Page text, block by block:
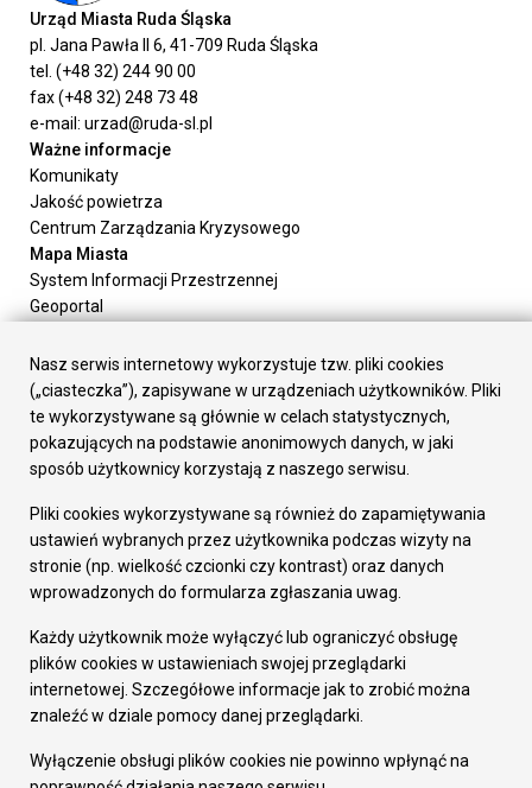
Urząd Miasta Ruda Śląska
pl. Jana Pawła II 6, 41-709 Ruda Śląska
tel. (+48 32) 244 90 00
fax (+48 32) 248 73 48
e-mail: urzad@ruda-sl.pl
Ważne informacje
Komunikaty
Jakość powietrza
Centrum Zarządzania Kryzysowego
Mapa Miasta
System Informacji Przestrzennej
Geoportal
Załatw sprawę
Prezydent Miasta
Rada Miasta
Wydziały
Elektroniczna Skrzynka Podawcza
Gospodarka
Fundusze europejskie
Środki krajowe
Oferty inwestycyjne
Pozostałe
Deklaracja dostępności
Dane osobowe
Dodaj opinię o witrynie
Nasz serwis internetowy wykorzystuje tzw. pliki cookies
(„ciasteczka”), zapisywane w urządzeniach użytkowników. Pliki
te wykorzystywane są głównie w celach statystycznych,
pokazujących na podstawie anonimowych danych, w jaki
sposób użytkownicy korzystają z naszego serwisu.
Pliki cookies wykorzystywane są również do zapamiętywania
ustawień wybranych przez użytkownika podczas wizyty na
stronie (np. wielkość czcionki czy kontrast) oraz danych
wprowadzonych do formularza zgłaszania uwag.
Każdy użytkownik może wyłączyć lub ograniczyć obsługę
plików cookies w ustawieniach swojej przeglądarki
internetowej. Szczegółowe informacje jak to zrobić można
znaleźć w dziale pomocy danej przeglądarki.
Wyłączenie obsługi plików cookies nie powinno wpłynąć na